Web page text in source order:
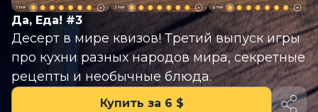
Да, Еда! #3
Десерт в мире квизов! Третий выпуск игры
про кухни разных народов мира, секретные
рецепты и необычные блюда.
Купить за 6 $